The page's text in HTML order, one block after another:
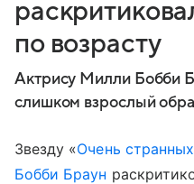
по возрасту
Актрису Милли Бобби
слишком взрослый
Звезду «Очень
Бобби Браун